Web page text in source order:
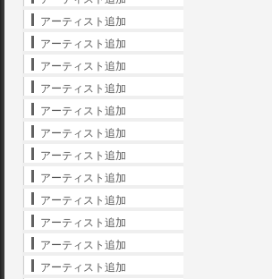
アーティスト追加
アーティスト追加
アーティスト追加
アーティスト追加
アーティスト追加
アーティスト追加
アーティスト追加
アーティスト追加
アーティスト追加
アーティスト追加
アーティスト追加
アーティスト追加